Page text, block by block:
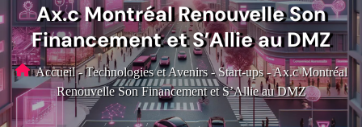
Ax.c Montréal Renouvelle Son
Financement et S’Allie au DMZ
Accueil - Technologies et Avenirs - Start-ups -Ax.c Montréal
Renouvelle Son Financement et S’Allie au DMZ